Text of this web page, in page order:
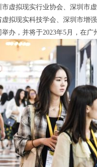
虚拟现实行业协会、深圳市
拟现实科技学会、深圳市增
办，并将于2023年5月，在广